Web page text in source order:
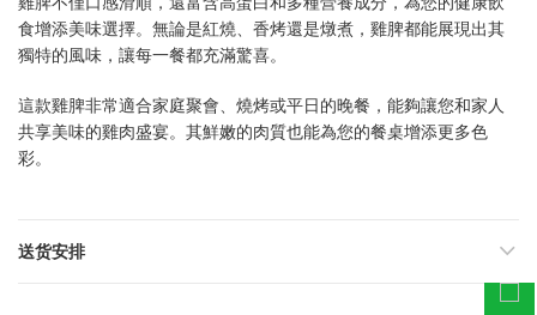
食增添美味選擇。無論是紅燒、香烤還是燉煮，雞脾都能展現出其
獨特的風味，讓每一餐都充滿驚喜。
這款雞脾非常適合家庭聚會、燒烤或平日的晚餐，能夠讓您和家人
共享美味的雞肉盛宴。其鮮嫩的肉質也能為您的餐桌增添更多色
彩。
送货安排